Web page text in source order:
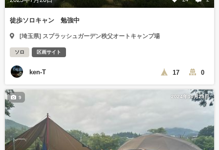
徒歩ソロキャン 勉強中
[埼玉県] スプラッシュガーデン秩父オートキャンプ場
ソロ 区画サイト
ken-T 17 0
2024年10月29日
9